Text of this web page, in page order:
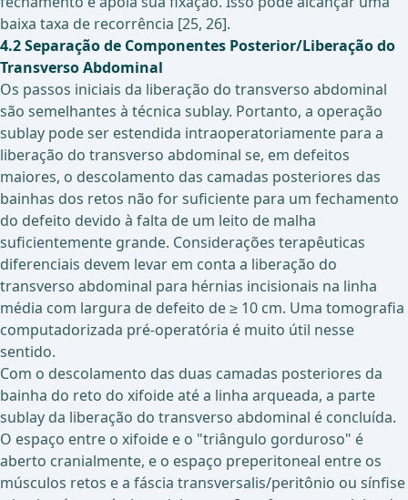
baixa taxa de recorrência [25, 26].
4.2 Separação de Componentes Posterior/Liberação do
Transverso Abdominal
Os passos iniciais da liberação do transverso abdominal
são semelhantes à técnica sublay. Portanto, a operação
sublay pode ser estendida intraoperatoriamente para a
liberação do transverso abdominal se, em defeitos
maiores, o descolamento das camadas posteriores das
bainhas dos retos não for suficiente para um fechamento
do defeito devido à falta de um leito de malha
suficientemente grande. Considerações terapêuticas
diferenciais devem levar em conta a liberação do
transverso abdominal para hérnias incisionais na linha
média com largura de defeito de ≥ 10 cm. Uma tomografia
computadorizada pré-operatória é muito útil nesse
sentido.
Com o descolamento das duas camadas posteriores da
bainha do reto do xifoide até a linha arqueada, a parte
sublay da liberação do transverso abdominal é concluída.
O espaço entre o xifoide e o "triângulo gorduroso" é
aberto cranialmente, e o espaço preperitoneal entre os
músculos retos e a fáscia transversalis/peritônio ou sínfise